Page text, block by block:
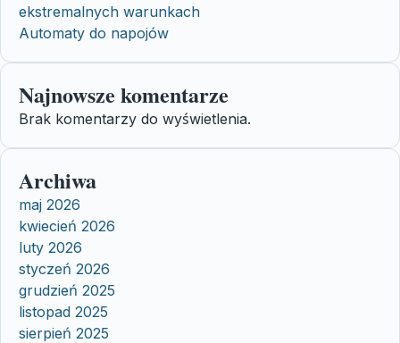
ekstremalnych warunkach
Automaty do napojów
Najnowsze komentarze
Brak komentarzy do wyświetlenia.
Archiwa
maj 2026
kwiecień 2026
luty 2026
styczeń 2026
grudzień 2025
listopad 2025
sierpień 2025